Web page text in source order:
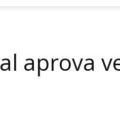
aprova